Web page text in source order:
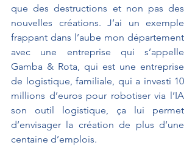
que des destructions et non pas des
nouvelles créations. J’ai un exemple
frappant dans l’aube mon département
avec une entreprise qui s’appelle
Gamba & Rota, qui est une entreprise
de logistique, familiale, qui a investi 10
millions d’euros pour robotiser via l’IA
son outil logistique, ça lui permet
d’envisager la création de plus d’une
centaine d’emplois.